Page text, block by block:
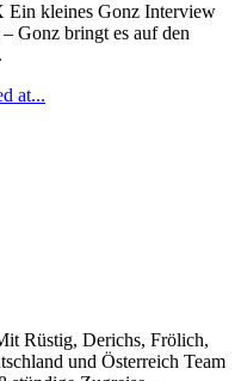
kleines Gonz Interview
Gonz bringt es auf den
at...
Rüstig, Derichs, Frölich,
und Österreich Team